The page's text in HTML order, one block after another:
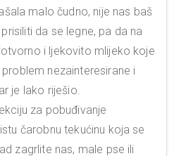
malo čudno, nije nas baš
da se legne, pa da na
i ljekovito mlijeko koje
nezainteresirane i
je lako riješio.
za pobuđivanje
čarobnu tekućinu koja se
zagrlite nas, male pse ili